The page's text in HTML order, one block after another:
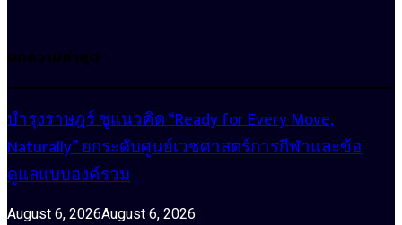
บทความล่าสุด
บำรุงราษฎร์ ชูแนวคิด “Ready for Every Move,
Naturally” ยกระดับศูนย์เวชศาสตร์การกีฬาและข้อ
ดูแลแบบองค์รวม
August 6, 2026August 6, 2026